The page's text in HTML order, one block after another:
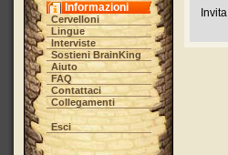
Informazioni
Cervelloni
Lingue
Interviste
Sostieni BrainKing
Aiuto
FAQ
Contattaci
Collegamenti
Esci
Invita